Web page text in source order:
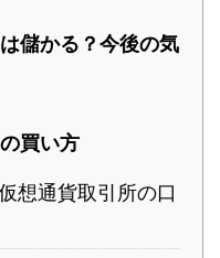
儲かる？今後の気
買い方
想通貨取引所の口